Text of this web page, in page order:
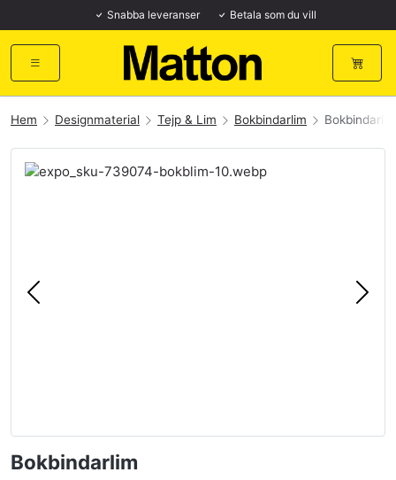
Snabba leveranser Betala som du vill
Hem Designmaterial Tejp & Lim Bokbindarlim Bokbindarlim
Föregående Nästa
Bokbindarlim